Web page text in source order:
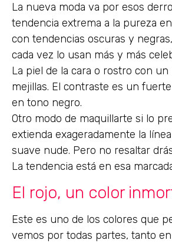
La nueva moda va por esos
tendencia extrema a la pureza
con tendencias oscuras y
cada vez lo usan más y más
La piel de la cara o rostro con
mejillas. El contraste es un
en tono negro.
Otro modo de maquillarte si lo
extienda exageradamente la
suave nude. Pero no resaltar
La tendencia está en esa
El rojo, un color
Este es uno de los colores que
vemos por todas partes, tanto